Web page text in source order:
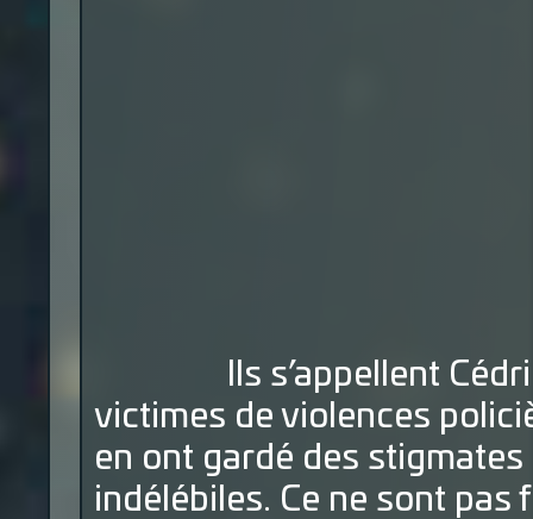
Ils s’appellent Cédric,
victimes de violences
en ont gardé des
indélébiles. Ce ne sont